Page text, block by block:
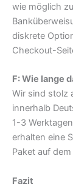
wie möglich
diskrete
Checkout-
F: Wie lange
Wir sind stolz
innerhalb
1-3
erhalten eine
Paket auf
Fazit